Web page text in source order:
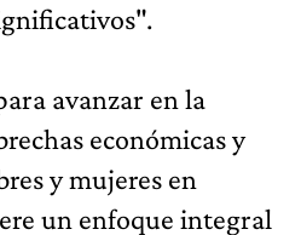
avanzar en la
económicas y
y mujeres en
un enfoque integral